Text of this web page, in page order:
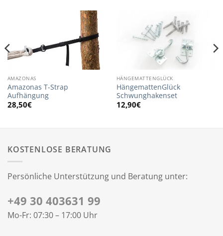
AMAZONAS
Amazonas T-Strap
Aufhängung
28,50€
HÄNGEMATTENGLÜCK
HängemattenGlück
Schwunghakenset
12,90€
KOSTENLOSE BERATUNG
Persönliche Unterstützung und Beratung unter:
+49 30 403631 99
Mo-Fr: 07:30 – 17:00 Uhr